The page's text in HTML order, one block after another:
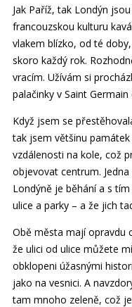
Jak Paříž, tak Londýn
francouzskou kulturu
vlakem blízko, od té
skoro každý rok.
vracím. Užívám si
palačinky v Saint Germain
Když jsem se
tak jsem většinu
vzdálenosti na kole, což
objevovat centrum.
Londýně je běhání a s
ulice a parky – a že jich
Obě města mají opravdu
že ulici od ulice můžete
obklopeni úžasnými
jako na vesnici. A
tam mnoho zeleně, což